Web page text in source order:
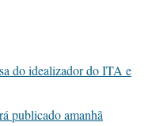
do idealizador do ITA e
publicado amanhã